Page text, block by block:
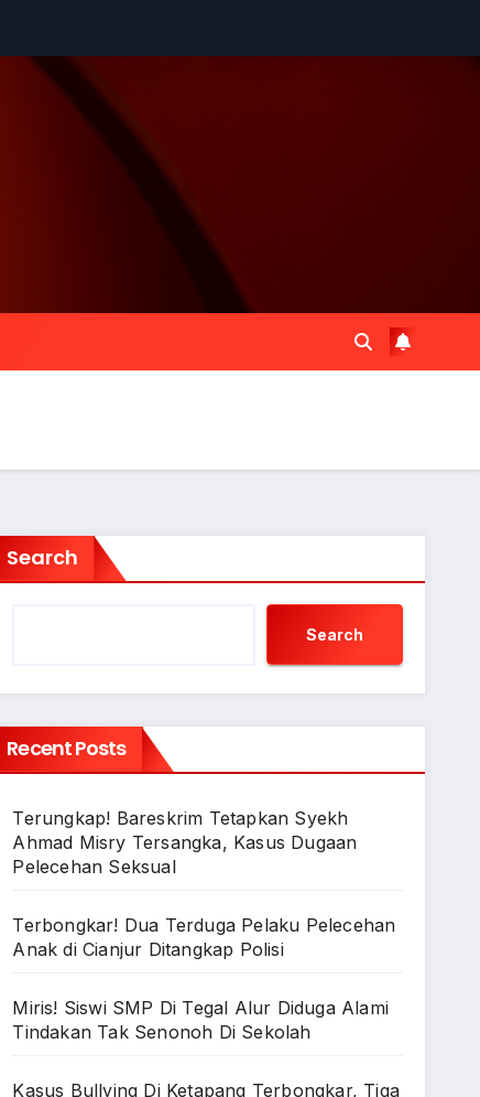
Search
Search
Recent Posts
Terungkap! Bareskrim Tetapkan Syekh
Ahmad Misry Tersangka, Kasus Dugaan
Pelecehan Seksual
Terbongkar! Dua Terduga Pelaku Pelecehan
Anak di Cianjur Ditangkap Polisi
Miris! Siswi SMP Di Tegal Alur Diduga Alami
Tindakan Tak Senonoh Di Sekolah
Kasus Bullying Di Ketapang Terbongkar, Tiga